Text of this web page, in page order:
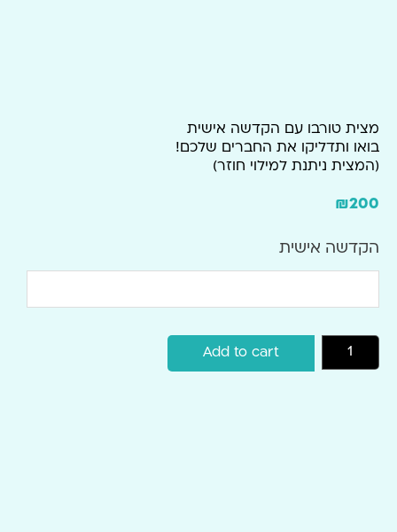
מצית טורבו עם הקדשה אישית
בואו ותדליקו את החברים שלכם!
(המצית ניתנת למילוי חוזר)
₪200
הקדשה אישית
Add to cart